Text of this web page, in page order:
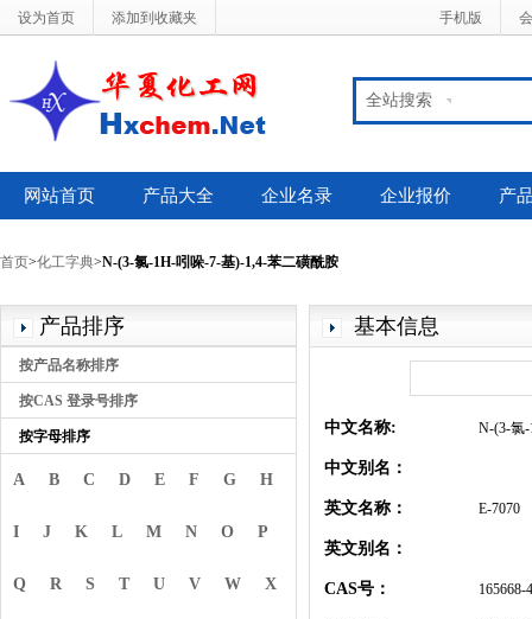
设为首页 添加到收藏夹 手机版
全站搜索
网站首页 产品大全 企业名录 企业报价 产
首页>化工字典>N-(3-氯-1H-吲哚-7-基)-1,4-苯二磺酰胺
产品排序
按产品名称排序
按CAS 登录号排序
按字母排序
A B C D E F G H
I J K L M N O P
Q R S T U V W X
基本信息
中文名称: N-(3-氯
中文别名：
英文名称： E-7070
英文别名：
CAS号： 165668-